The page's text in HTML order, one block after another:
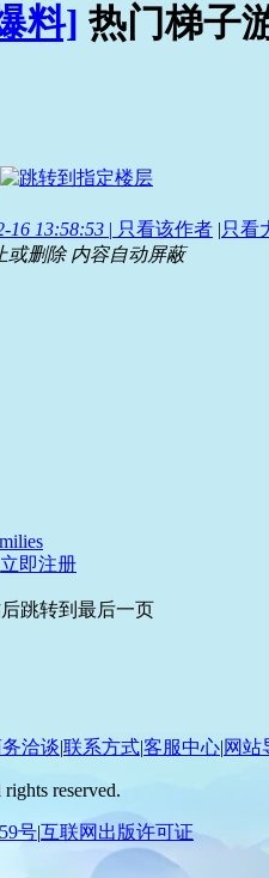
料] 热门梯子
16 13:58:53 | 只看该作者 | 只看
或删除 内容自动屏蔽
立即注册
跳转到最后一页
洽谈|联系方式|客服中心|网站
reserved.
号|互联网出版许可证